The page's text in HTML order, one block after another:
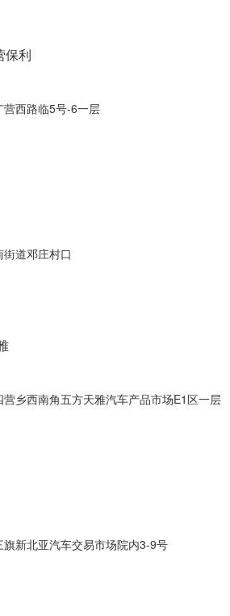
保利
西路临5号-6一层
道邓庄村口
乡西南角五方天雅汽车产品市场E1区一层
新北亚汽车交易市场院内3-9号